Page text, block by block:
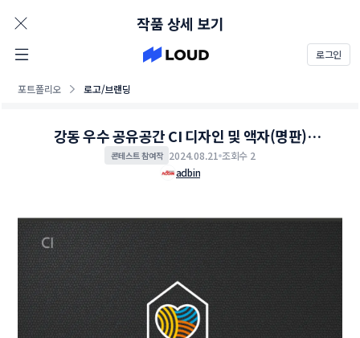
로그인
포트폴리오 로고/브랜딩
작품 상세 보기
강동 우수 공유공간 CI 디자인 및 액자(명판)
디자인 제작 의뢰
콘테스트 참여작 2024.08.21 조회수 2
adbin